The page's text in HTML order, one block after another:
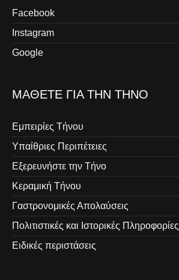
Facebook
Instagram
Google
ΜΆΘΕΤΕ ΓΙΑ ΤΗΝ ΤΉΝΟ
Εμπειρίες Τήνου
Υπαίθριες Περιπέτειες
Εξερευνήστε την Τήνο
Κεραμική Τήνου
Γαστρονομικές Απολαύσεις
Πολιτιστικές και Ιστορικές Πληροφορίες
Ειδικές περιστάσεις